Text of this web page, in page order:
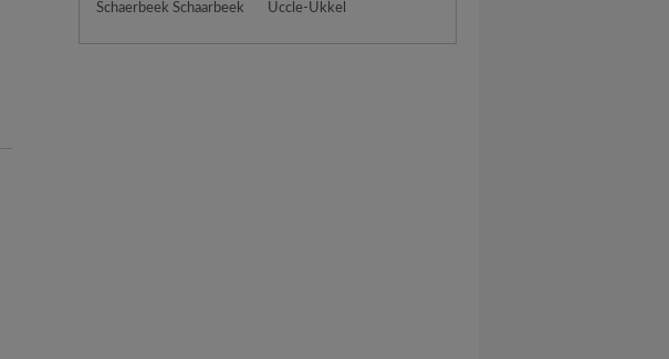
Schaerbeek Schaarbeek Uccle-Ukkel